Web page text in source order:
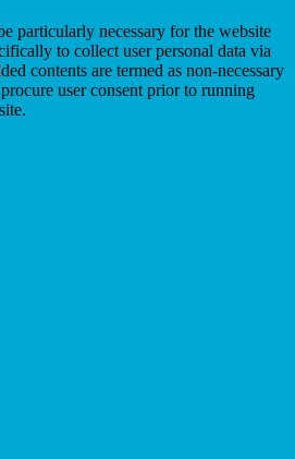
particularly necessary for the website
to collect user personal data via
contents are termed as non-necessary
user consent prior to running